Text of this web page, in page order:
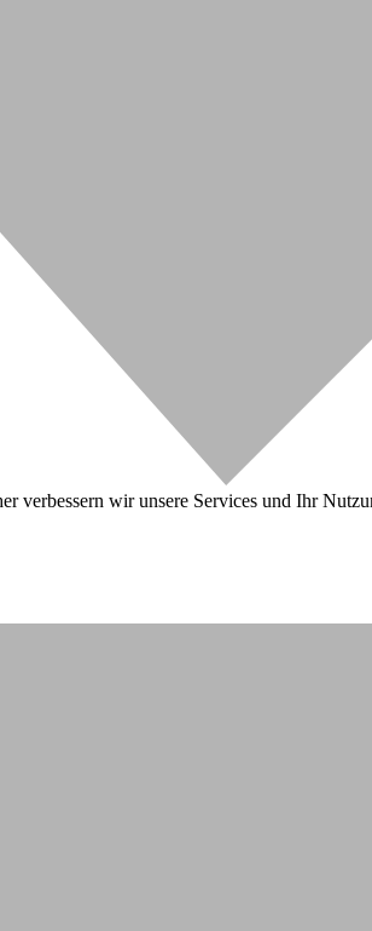
verbessern wir unsere Services und Ihr